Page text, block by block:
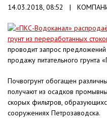
14.03.2018, 08:52 |
проводит запрос
продажу питательного грунта
Почвогрунт обогащен
получают из осадков
скорых фильтров,
сооружениях Петрозаводска.